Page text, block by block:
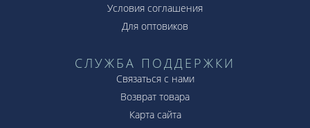
Условия соглашения
Для оптовиков
СЛУЖБА ПОДДЕРЖКИ
Связаться с нами
Возврат товара
Карта сайта